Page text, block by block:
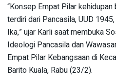
“Konsep Empat Pilar
terdiri dari Pancasila, UUD
Ika,” ujar Karli saat membuka
Ideologi Pancasila dan
Empat Pilar Kebangsaan di
Barito Kuala, Rabu (23/2).